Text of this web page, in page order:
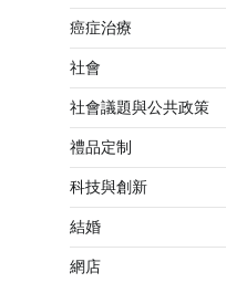
癌症治療
社會
社會議題與公共政策
禮品定制
科技與創新
結婚
網店